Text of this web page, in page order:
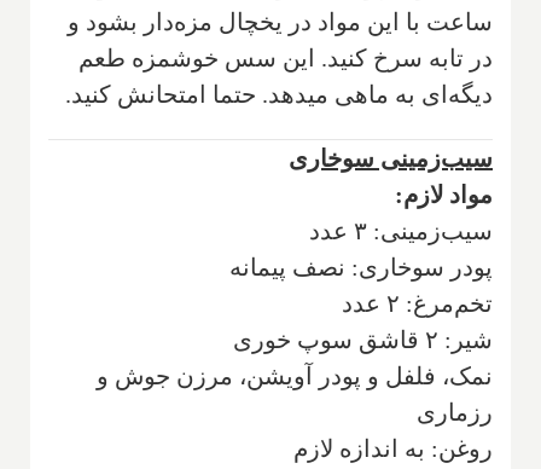
ساعت با این مواد در یخچال مزه‌دار بشود و
در تابه سرخ کنید. این سس خوشمزه طعم
دیگه‌ای به ماهی میدهد. حتما امتحانش کنید.
سیب‌زمینی سوخاری
مواد لازم:
سیب‌زمینی: ۳ عدد
پودر سوخاری: نصف پیمانه
تخم‌مرغ: ۲ عدد
شیر: ۲ قاشق سوپ خوری
نمک، فلفل و پودر آویشن‌، مرزن جوش و
رزماری
روغن: به اندازه لازم